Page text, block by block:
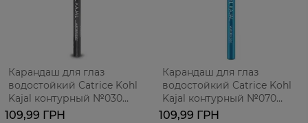
Карандаш для глаз
водостойкий Catrice Kohl
Kajal контурный №030
Homey Grey 1 шт
109,99 ГРН
Карандаш для глаз
водостойкий Catrice Kohl
Kajal контурный №070
Turquoise Sense 1 шт
109,99 ГРН